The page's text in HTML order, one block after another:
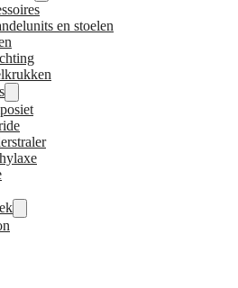
en stoelen